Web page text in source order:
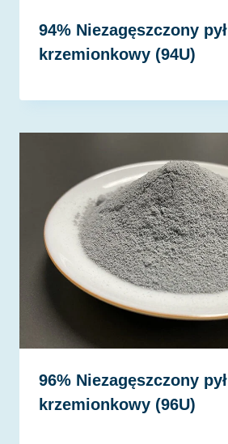
94% Niezagęszczony pył
krzemionkowy (94U)
96% Niezagęszczony pył
krzemionkowy (96U)